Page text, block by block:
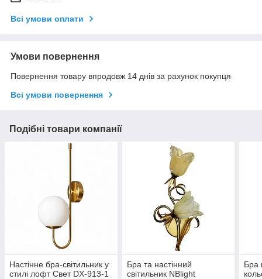
Всі умови оплати
Умови повернення
Повернення товару впродовж 14 днів за рахунок покупця
Всі умови повернення
Подібні товари компанії
Настінне бра-світильник у
стилі лофт Свет DX-913-1
Бра та настінний
світильник NBlight
Бра